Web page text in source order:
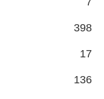
398
17
136